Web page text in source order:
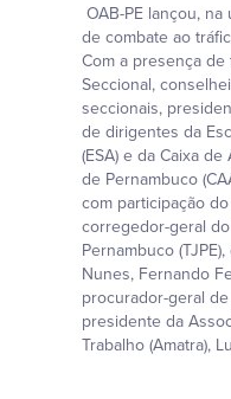
OAB-PE lançou,
de combate ao
Com a presença
Seccional,
seccionais,
de dirigentes da
(ESA) e da Caixa
de Pernambuco
com participação
corregedor-geral
Pernambuco
Nunes, Fernando
procurador-geral
presidente da
Trabalho (Amatra),